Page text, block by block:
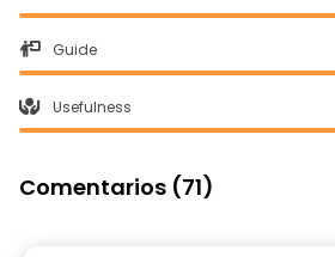
Guide
Usefulness
Comentarios (71)